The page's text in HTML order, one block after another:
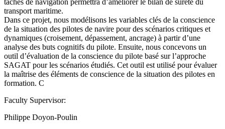
transport maritime.
Dans ce projet, nous modélisons les variables clés de la conscience
de la situation des pilotes de navire pour des scénarios critiques et
dynamiques (croisement, dépassement, ancrage) à partir d’une
analyse des buts cognitifs du pilote. Ensuite, nous concevons un
outil d’évaluation de la conscience du pilote basé sur l’approche
SAGAT pour les scénarios étudiés. Cet outil est utilisé pour évaluer
la maîtrise des éléments de conscience de la situation des pilotes en
formation. C
Faculty Supervisor:
Philippe Doyon-Poulin